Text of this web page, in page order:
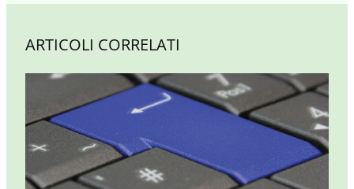
ARTICOLI CORRELATI